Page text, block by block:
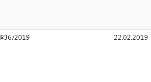
2019 22.02.2019